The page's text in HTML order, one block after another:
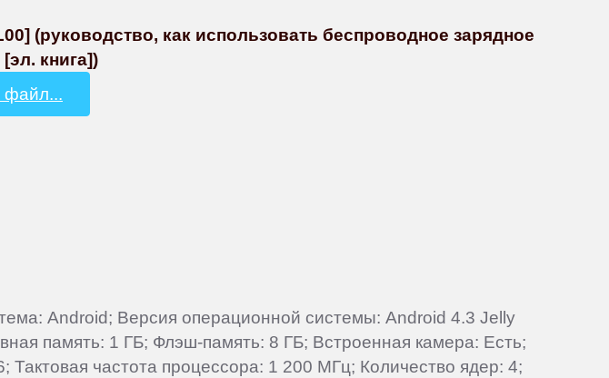
(руководство, как использовать беспроводное зарядное
книга])
файл...
Android; Версия операционной системы: Android 4.3 Jelly
память: 1 ГБ; Флэш-память: 8 ГБ; Встроенная камера: Есть;
частота процессора: 1 200 МГц; Количество ядер: 4;